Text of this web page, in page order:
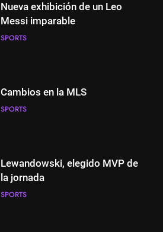
Cambios en la MLS
Lewandowski, elegido MVP de
Histórico: a MLS baixa as
cortinas para a Copa do Mundo
Nueva exhibición de un Leo
Messi imparable
SPORTS
Cambios en la MLS
SPORTS
Lewandowski, elegido MVP de
la jornada
SPORTS